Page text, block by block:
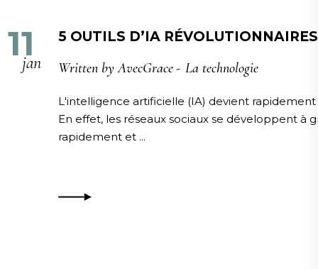
11jan
5 OUTILS D’IA
Written byAvecGrace La technologie
L'intelligence artificielle (IA) devient
En effet, les réseaux sociaux se développent à
rapidement et